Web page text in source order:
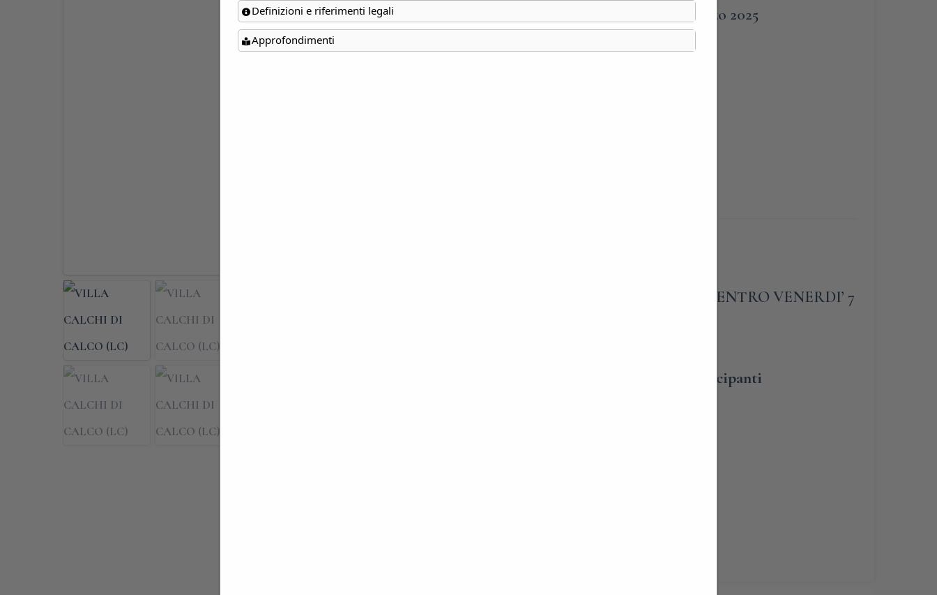
9 Marzo 2025
PRENOTAZIONE OBBLIGATORIA ENTRO VENERDI’ 7
Inserisci qui sotto il numero dei partecipanti
Definizioni e riferimenti legali
Approfondimenti